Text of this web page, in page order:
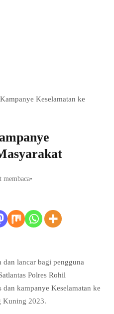
Keselamatan ke
membaca•
lancar bagi pengguna
Polres Rohil
kampanye Keselamatan ke
Kuning 2023.